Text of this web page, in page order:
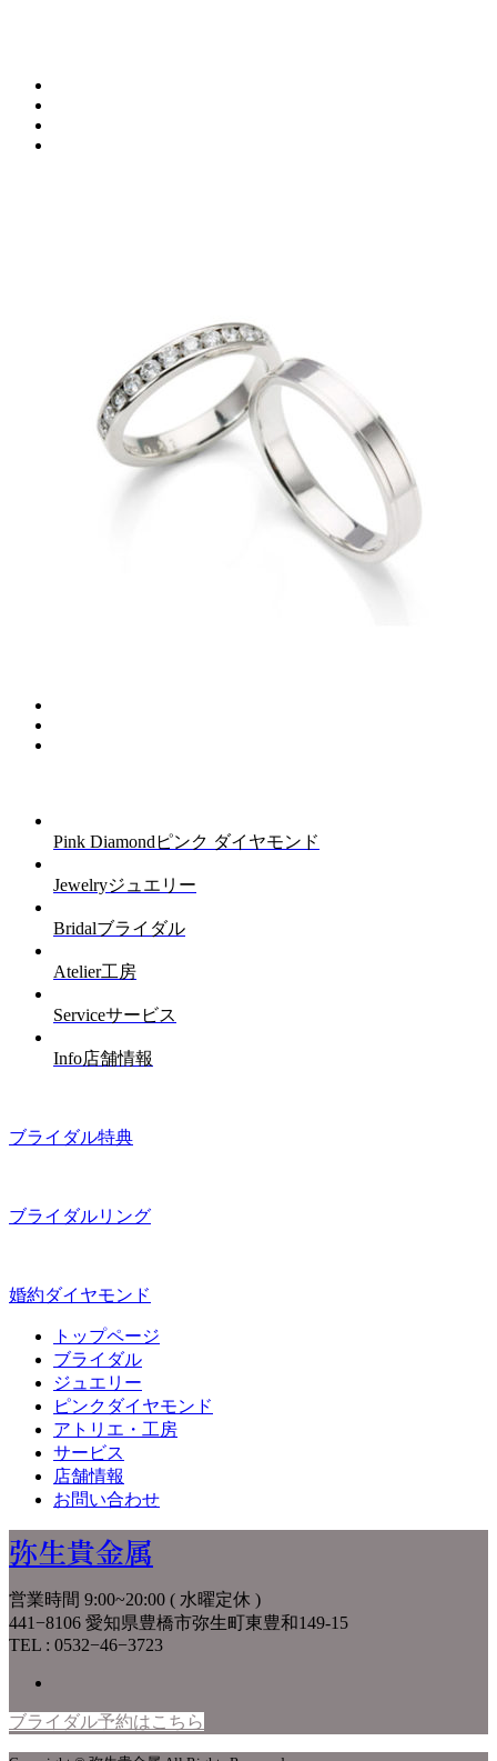
Pink Diamond ピンク ダイヤモンド
Jewelryジュエリー
Bridalブライダル
Atelier工房
Serviceサービス
Info店舗情報
ブライダル特典
ブライダルリング
婚約ダイヤモンド
トップページ
ブライダル
ジュエリー
ピンクダイヤモンド
アトリエ・工房
サービス
店舗情報
お問い合わせ
弥生貴金属
営業時間 9:00~20:00 ( 水曜定休 )
441−8106 愛知県豊橋市弥生町東豊和149-15
TEL : 0532−46−3723
ブライダル予約はこちら